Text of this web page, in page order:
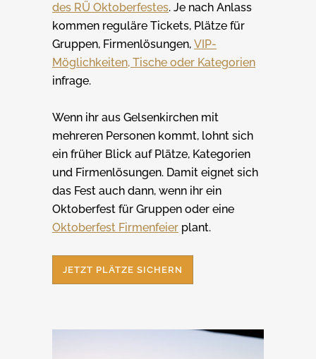
des RÜ Oktoberfestes. Je nach Anlass
kommen reguläre Tickets, Plätze für
Gruppen, Firmenlösungen, VIP-
Möglichkeiten, Tische oder Kategorien
infrage.
Wenn ihr aus Gelsenkirchen mit
mehreren Personen kommt, lohnt sich
ein früher Blick auf Plätze, Kategorien
und Firmenlösungen. Damit eignet sich
das Fest auch dann, wenn ihr ein
Oktoberfest für Gruppen oder eine
Oktoberfest Firmenfeier plant.
JETZT PLÄTZE SICHERN